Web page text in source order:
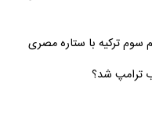
سوم ترکیه با ستاره مصری
ترامپ شد؟